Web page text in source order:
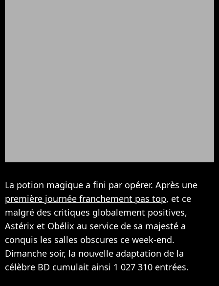
La potion magique a fini par opérer. Après une
première journée franchement pas top, et ce
malgré des critiques globalement positives,
Astérix et Obélix au service de sa majesté a
conquis les salles obscures ce week-end.
Dimanche soir, la nouvelle adaptation de la
célèbre BD cumulait ainsi 1 027 310 entrées.